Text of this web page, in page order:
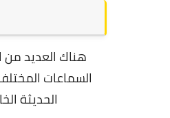
هناك العديد من
السماعات
الحديثة